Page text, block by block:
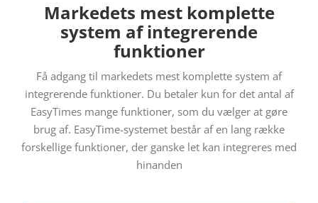
Markedets mest komplette
system af integrerende
funktioner
Få adgang til markedets mest komplette system af
integrerende funktioner. Du betaler kun for det antal af
EasyTimes mange funktioner, som du vælger at gøre
brug af. EasyTime-systemet består af en lang række
forskellige funktioner, der ganske let kan integreres med
hinanden